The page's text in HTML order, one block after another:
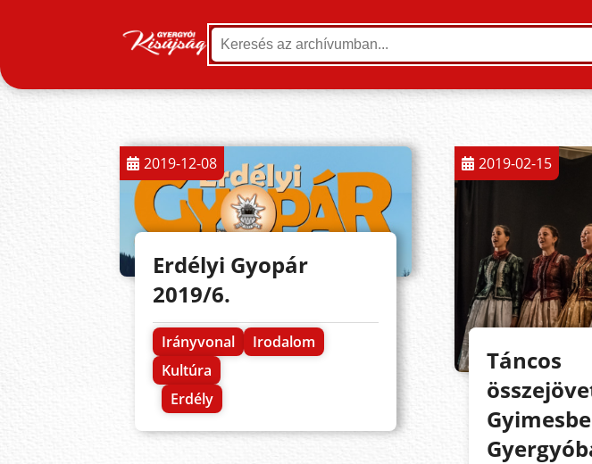
2019-12-08
Erdélyi Gyopár
2019/6.
Irányvonal
Irodalom
Kultúra
Erdély
2019-02-15
Táncos